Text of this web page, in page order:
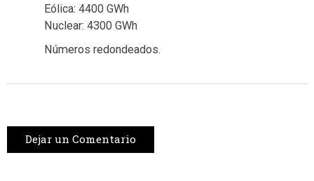
Eólica: 4400 GWh
Nuclear: 4300 GWh
Números redondeados.
Dejar un Comentario